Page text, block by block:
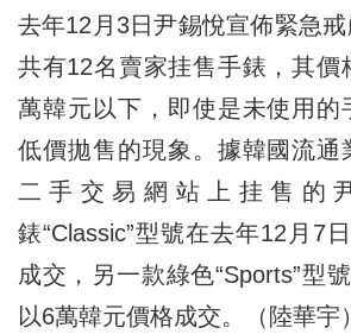
去年12月3日尹錫悅宣佈緊急戒
共有12名賣家挂售手錶，其價
萬韓元以下，即使是未使用的
低價拋售的現象。據韓國流通
二手交易網站上挂售的
錶“Classic”型號在去年12月7
成交，另一款綠色“Sports”型
以6萬韓元價格成交。（陸華宇）